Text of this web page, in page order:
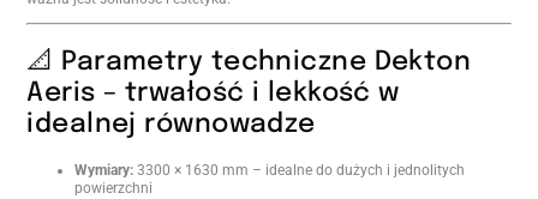
📐 Parametry techniczne Dekton
Aeris – trwałość i lekkość w
idealnej równowadze
Wymiary: 3300 × 1630 mm – idealne do dużych i jednolitych
powierzchni